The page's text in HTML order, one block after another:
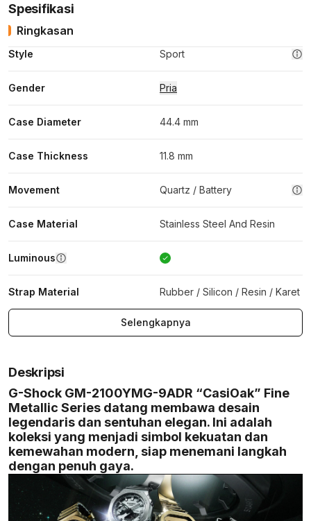
Spesifikasi
Ringkasan
Style Sport
Gender Pria
Case Diameter 44.4 mm
Case Thickness 11.8 mm
Movement Quartz / Battery
Case Material Stainless Steel And Resin
Luminous
Strap Material Rubber / Silicon / Resin / Karet
Selengkapnya
Deskripsi
G-Shock GM-2100YMG-9ADR “CasiOak” Fine
Metallic Series datang membawa desain
legendaris dan sentuhan elegan. Ini adalah
koleksi yang menjadi simbol kekuatan dan
kemewahan modern, siap menemani langkah
dengan penuh gaya.